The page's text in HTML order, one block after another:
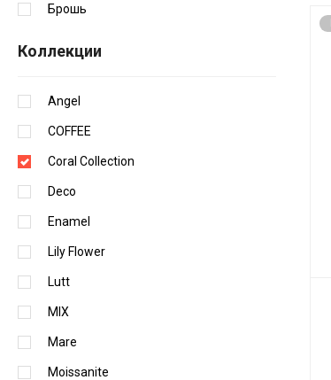
Брошь
Коллекции
Angel
COFFEE
Coral Collection
Deco
Enamel
Lily Flower
Lutt
MIX
Mare
Moissanite